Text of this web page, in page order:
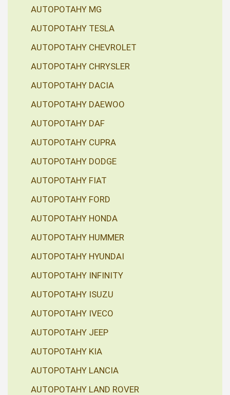
AUTOPOTAHY MG
AUTOPOTAHY TESLA
AUTOPOTAHY CHEVROLET
AUTOPOTAHY CHRYSLER
AUTOPOTAHY DACIA
AUTOPOTAHY DAEWOO
AUTOPOTAHY DAF
AUTOPOTAHY CUPRA
AUTOPOTAHY DODGE
AUTOPOTAHY FIAT
AUTOPOTAHY FORD
AUTOPOTAHY HONDA
AUTOPOTAHY HUMMER
AUTOPOTAHY HYUNDAI
AUTOPOTAHY INFINITY
AUTOPOTAHY ISUZU
AUTOPOTAHY IVECO
AUTOPOTAHY JEEP
AUTOPOTAHY KIA
AUTOPOTAHY LANCIA
AUTOPOTAHY LAND ROVER